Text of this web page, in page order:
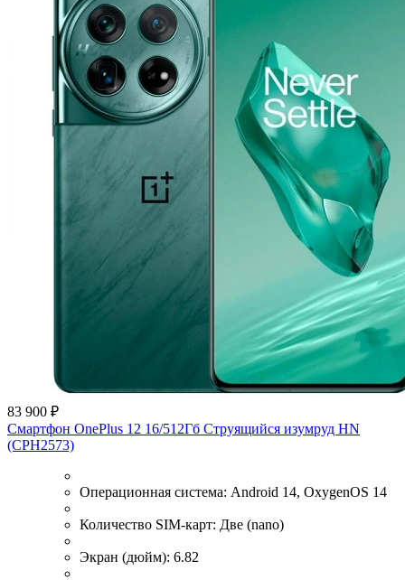
83 900 ₽
Смартфон OnePlus 12 16/512Гб Струящийся изумруд HN
(CPH2573)
Операционная система: Android 14, OxygenOS 14
Количество SIM-карт: Две (nano)
Экран (дюйм): 6.82